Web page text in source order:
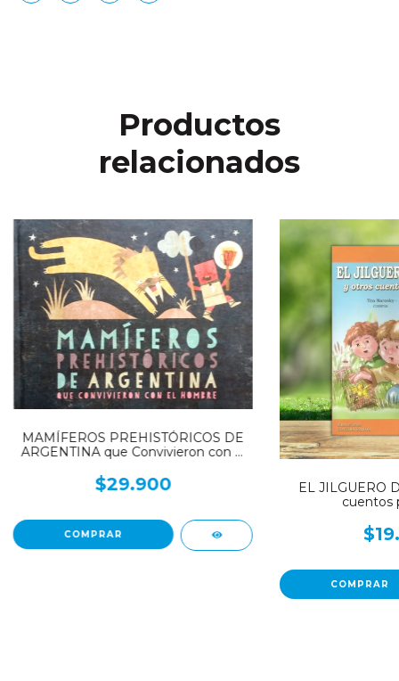
Productos
relacionados
MAMÍFEROS PREHISTÓRICOS DE
ARGENTINA que Convivieron con el
$29.900
EL JILGUERO
cuentos